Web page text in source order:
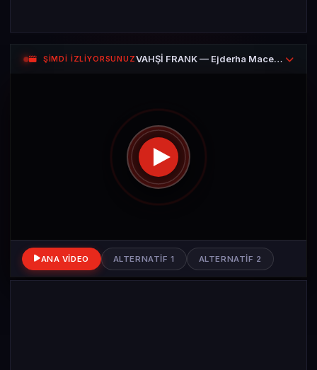
ŞİMDİ İZLİYORSUNUZ VAHŞİ FRANK — Ejderha Macerası Bölüm 1
ANA VIDEO ALTERNATIF 1 ALTERNATIF 2